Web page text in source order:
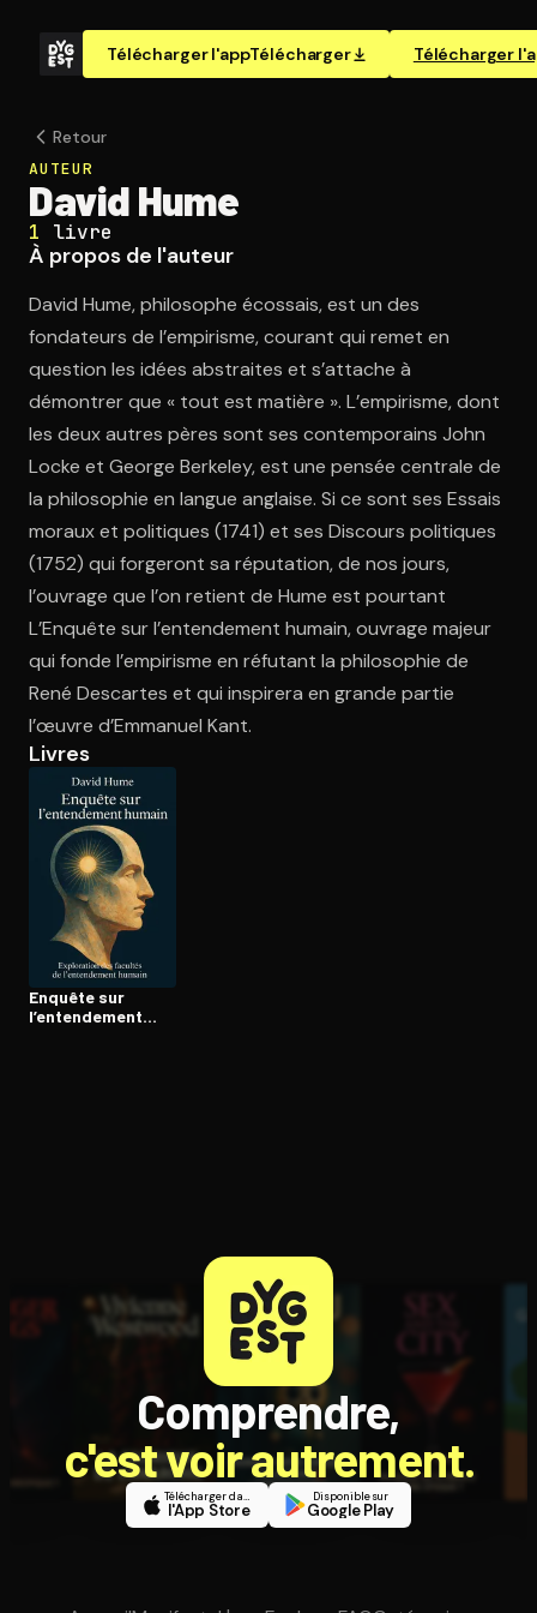
Télécharger l'appTélécharger Télécharger
Retour
AUTEUR
David Hume
1 livre
À propos de l'auteur
David Hume, philosophe écossais, est un des
fondateurs de l’empirisme, courant qui remet en
question les idées abstraites et s’attache à
démontrer que « tout est matière ». L’empirisme, dont
les deux autres pères sont ses contemporains John
Locke et George Berkeley, est une pensée centrale de
la philosophie en langue anglaise. Si ce sont ses Essais
moraux et politiques (1741) et ses Discours politiques
(1752) qui forgeront sa réputation, de nos jours,
l’ouvrage que l’on retient de Hume est pourtant
L’Enquête sur l’entendement humain, ouvrage majeur
qui fonde l’empirisme en réfutant la philosophie de
René Descartes et qui inspirera en grande partie
l’œuvre d’Emmanuel Kant.
Livres
Enquête sur
l’entendement
Comprendre,
c'est voir autrement.
Télécharger dans
l'App Store
Disponible sur
Google Play